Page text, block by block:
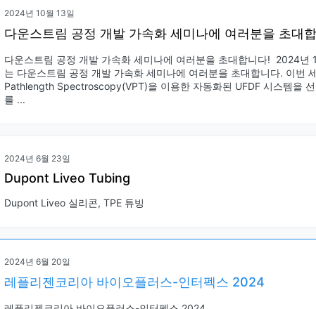
2024년 10월 13일
다운스트림 공정 개발 가속화 세미나에 여러분을 초대
다운스트림 공정 개발 가속화 세미나에 여러분을 초대합니다! ​ 2024년
는 다운스트림 공정 개발 가속화 세미나에 여러분을 초대합니다. 이번
Pathlength Spectroscopy(VPT)을 이용한 자동화된 UFDF 시스템을
를 ...
2024년 6월 23일
Dupont Liveo Tubing
Dupont Liveo 실리콘, TPE 튜빙
2024년 6월 20일
레플리젠코리아 바이오플러스-인터펙스 2024